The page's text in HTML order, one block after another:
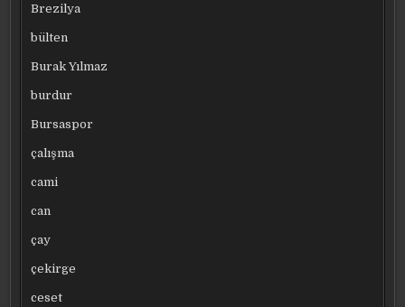
Brezilya
bülten
Burak Yılmaz
burdur
Bursaspor
çalışma
cami
can
çay
çekirge
ceset